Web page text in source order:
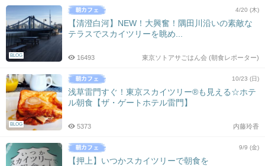
BLOG
4/20 (木)
【清澄白河】NEW！大興奮！隅田川沿いの素敵な
テラスでスカイツリーを眺め...
東京ソトアサごはん会 (朝食レポーター)
16493
BLOG
10/23 (日)
浅草雷門すぐ！東京スカイツリー®も見える☆ホテ
ル朝食【ザ・ゲートホテル雷門】
内藤玲香
5373
9/9 (金)
【押上】いつかスカイツリーで朝食を